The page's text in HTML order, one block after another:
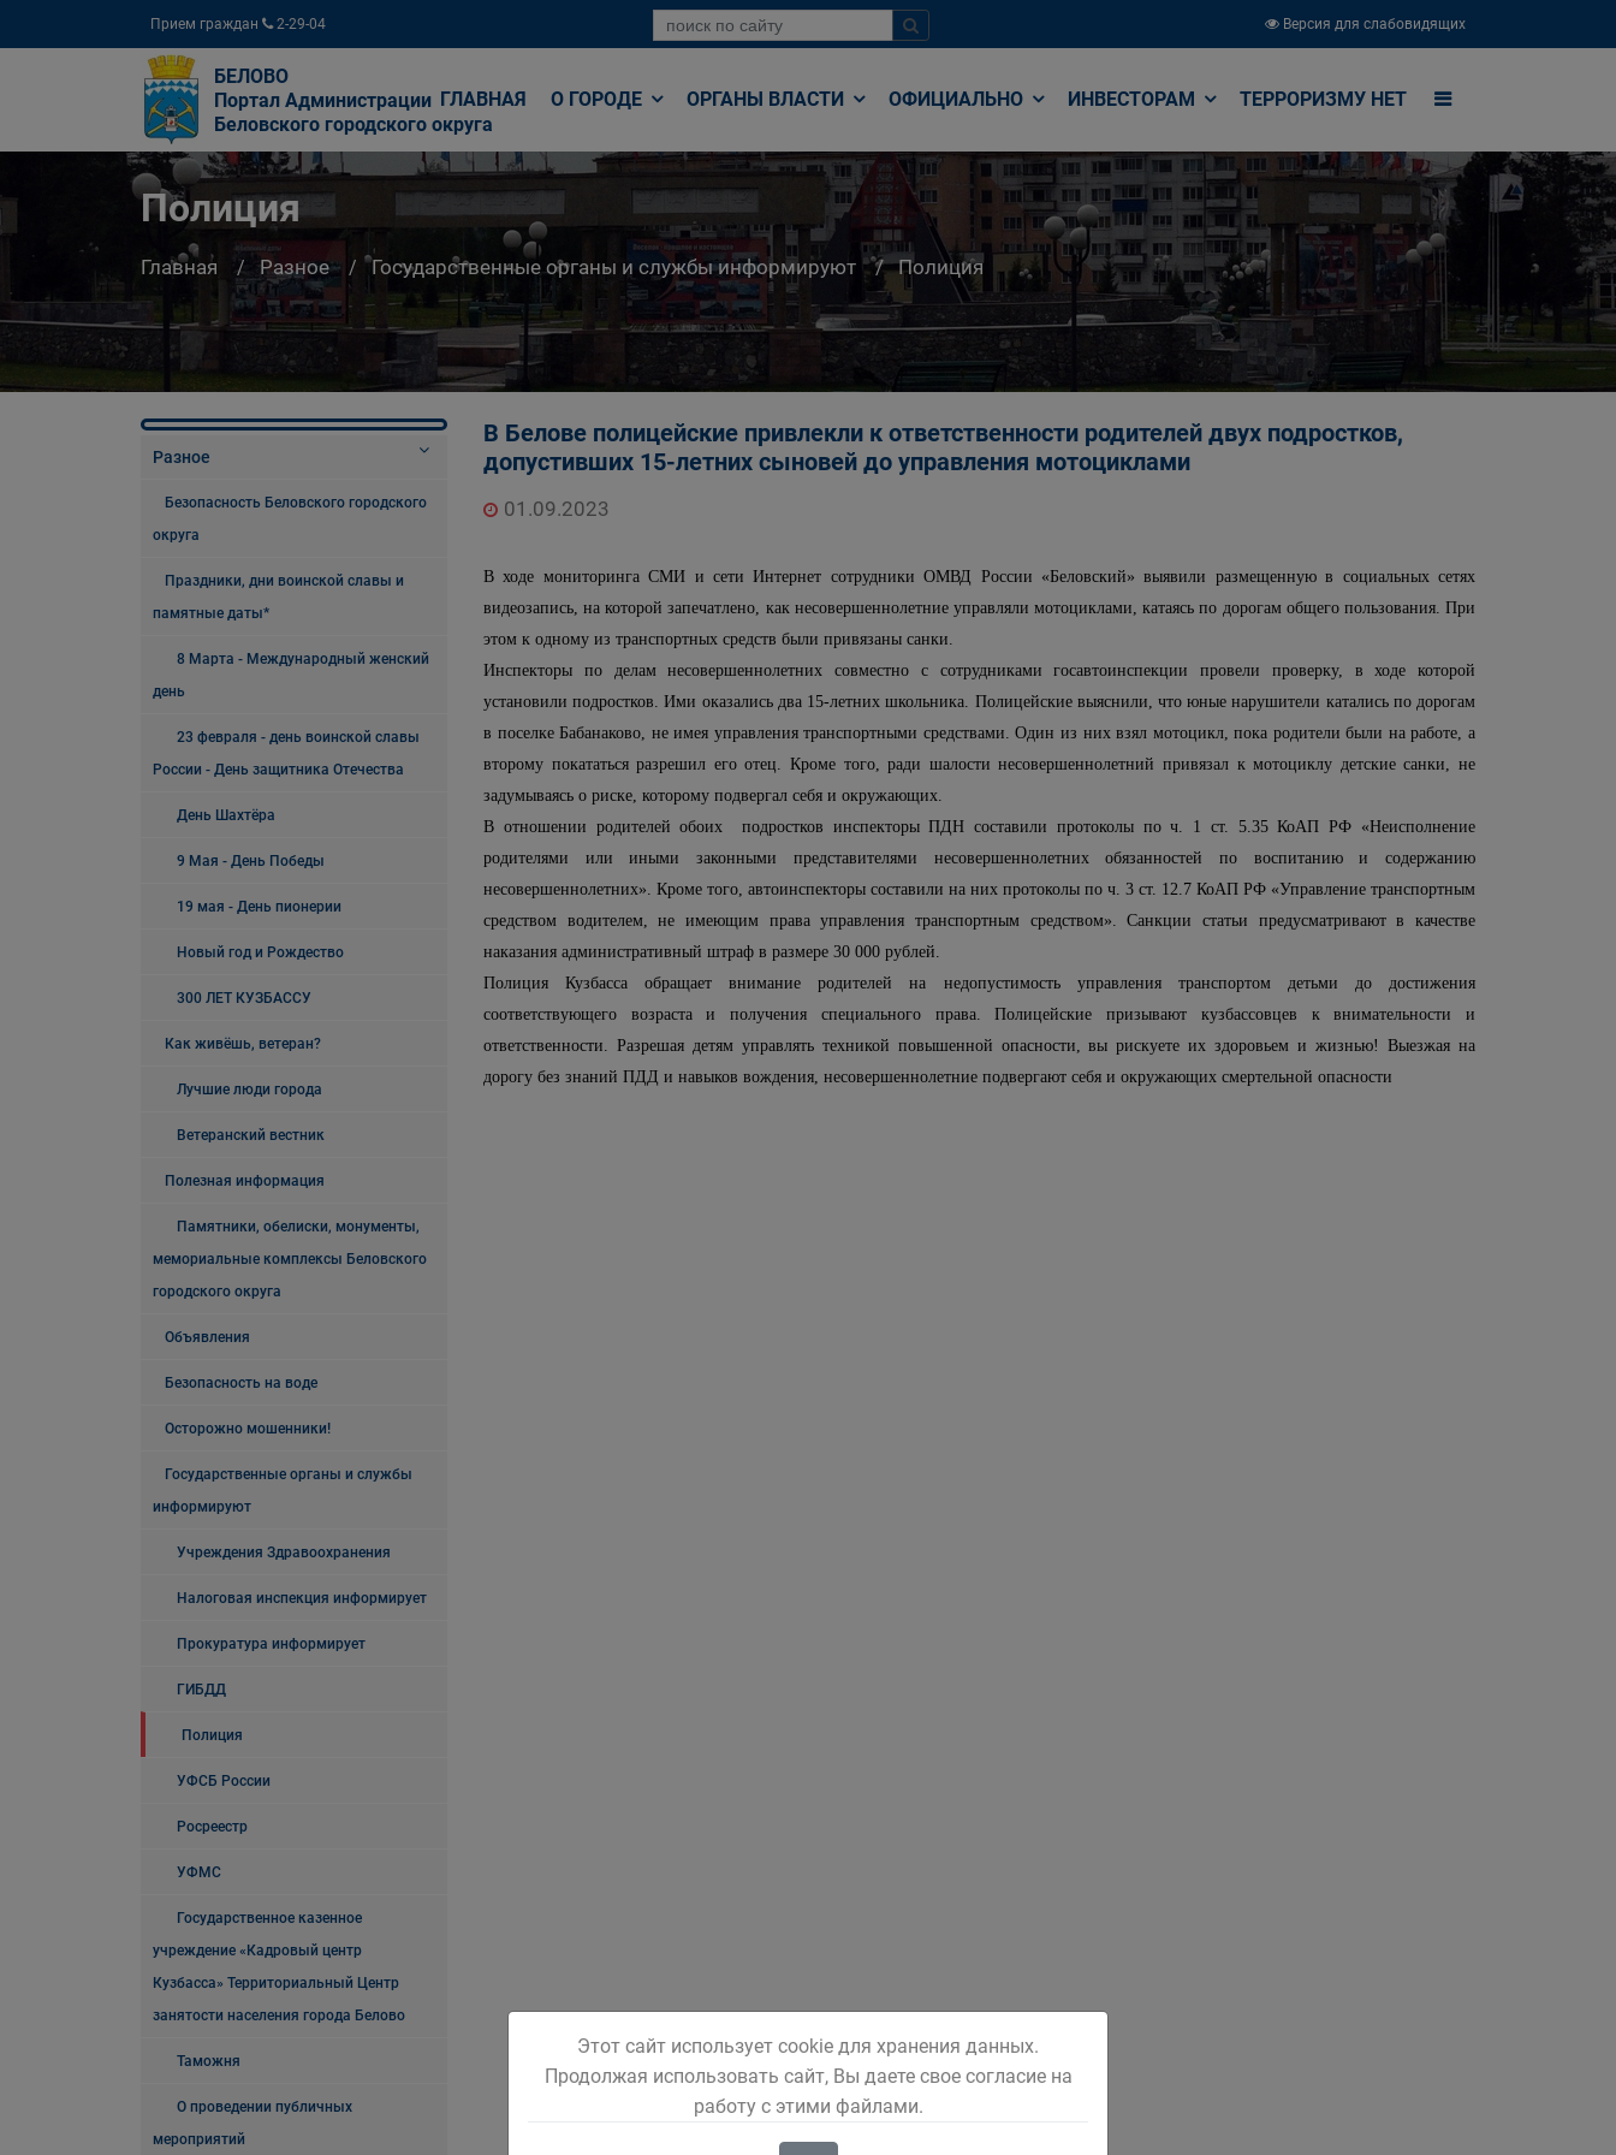
Прием граждан 2-29-04 Версия для слабовидящих
БЕЛОВО
Портал Администрации
Беловского городского округа
ГЛАВНАЯ О ГОРОДЕ ОРГАНЫ ВЛАСТИ ОФИЦИАЛЬНО ИНВЕСТОРАМ ТЕРРОРИЗМУ НЕТ
Полиция
Главная Разное Государственные органы и службы информируют Полиция
Разное
Безопасность Беловского городского
округа
Праздники, дни воинской славы и
памятные даты*
8 Марта - Международный женский
день
23 февраля - день воинской славы
России - День защитника Отечества
День Шахтёра
9 Мая - День Победы
19 мая - День пионерии
Новый год и Рождество
300 ЛЕТ КУЗБАССУ
Как живёшь, ветеран?
Лучшие люди города
Ветеранский вестник
Полезная информация
Памятники, обелиски, монументы,
мемориальные комплексы Беловского
городского округа
Объявления
Безопасность на воде
Осторожно мошенники!
Государственные органы и службы
информируют
Учреждения Здравоохранения
Налоговая инспекция информирует
Прокуратура информирует
ГИБДД
Полиция
УФСБ России
Росреестр
УФМС
Государственное казенное
учреждение «Кадровый центр
Кузбасса» Территориальный Центр
занятости населения города Белово
Таможня
О проведении публичных
мероприятий
В Белове полицейские привлекли к ответственности родителей двух подростков,
допустивших 15-летних сыновей до управления мотоциклами
01.09.2023
В ходе мониторинга СМИ и сети Интернет сотрудники ОМВД России «Беловский» выявили размещенную в социальных сетях
видеозапись, на которой запечатлено, как несовершеннолетние управляли мотоциклами, катаясь по дорогам общего пользования. При
этом к одному из транспортных средств были привязаны санки.
Инспекторы по делам несовершеннолетних совместно с сотрудниками госавтоинспекции провели проверку, в ходе которой
установили подростков. Ими оказались два 15-летних школьника. Полицейские выяснили, что юные нарушители катались по дорогам
в поселке Бабанаково, не имея управления транспортными средствами. Один из них взял мотоцикл, пока родители были на работе, а
второму покататься разрешил его отец. Кроме того, ради шалости несовершеннолетний привязал к мотоциклу детские санки, не
задумываясь о риске, которому подвергал себя и окружающих.
В отношении родителей обоих подростков инспекторы ПДН составили протоколы по ч. 1 ст. 5.35 КоАП РФ «Неисполнение
родителями или иными законными представителями несовершеннолетних обязанностей по воспитанию и содержанию
несовершеннолетних». Кроме того, автоинспекторы составили на них протоколы по ч. 3 ст. 12.7 КоАП РФ «Управление транспортным
средством водителем, не имеющим права управления транспортным средством». Санкции статьи предусматривают в качестве
наказания административный штраф в размере 30 000 рублей.
Полиция Кузбасса обращает внимание родителей на недопустимость управления транспортом детьми до достижения
соответствующего возраста и получения специального права. Полицейские призывают кузбассовцев к внимательности и
ответственности. Разрешая детям управлять техникой повышенной опасности, вы рискуете их здоровьем и жизнью! Выезжая на
дорогу без знаний ПДД и навыков вождения, несовершеннолетние подвергают себя и окружающих смертельной опасности
Этот сайт использует cookie для хранения данных.
Продолжая использовать сайт, Вы даете свое согласие на
работу с этими файлами.